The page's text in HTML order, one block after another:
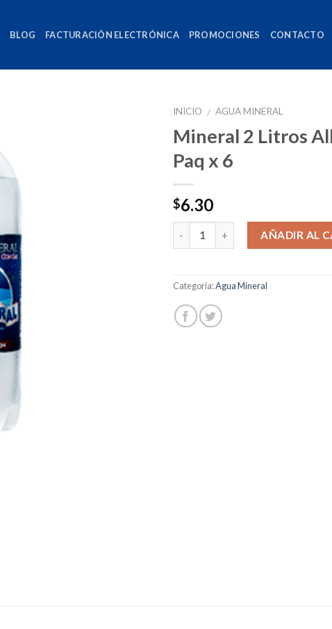
BLOG FACTURACIÓN ELECTRÓNICA PROMOCIONES CONTACTO
INICIO / AGUA MINERAL
Mineral 2 Litros
Paq x 6
$6.30
Cantidad AÑADIR AL
Categoría:Agua Mineral